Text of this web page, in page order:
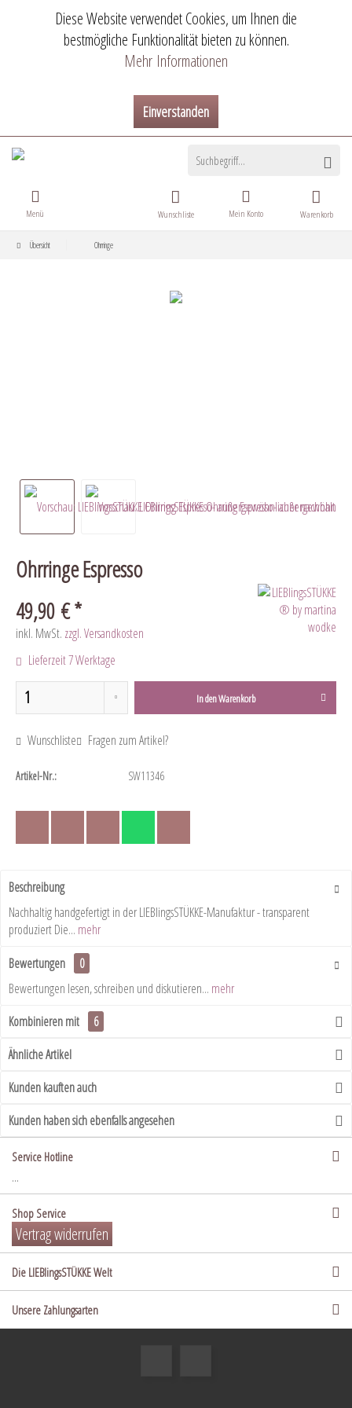
Diese Website verwendet Cookies, um Ihnen die
bestmögliche Funktionalität bieten zu können.
Mehr Informationen
Einverstanden
Warenkorb
Wunschliste Mein Konto
Menü
Übersicht Ohrringe
Ohrringe Espresso
49,90 € *
inkl. MwSt. zzgl. Versandkosten
Lieferzeit 7 Werktage
In denWarenkorb
Wunschliste Fragen zum Artikel?
Artikel-Nr.: SW11346
Beschreibung
Nachhaltig handgefertigt in der LIEBlingsSTÜKKE-Manufaktur - transparent
produziert Die... mehr
Bewertungen
0
Bewertungen lesen, schreiben und diskutieren... mehr
Kombinieren mit
6
Ähnliche Artikel
Kunden kauften auch
Kunden haben sich ebenfalls angesehen
Service Hotline
...
Shop Service
Vertrag widerrufen
Die LIEBlingsSTÜKKE Welt
Unsere Zahlungsarten